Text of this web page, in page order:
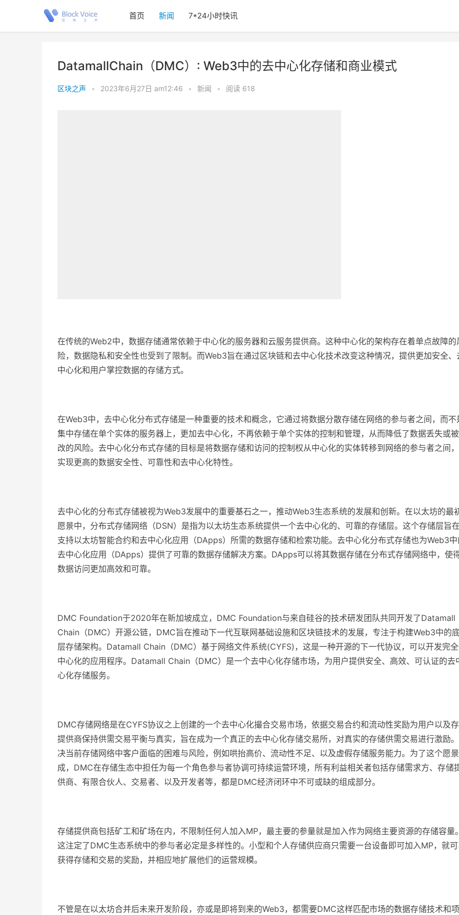
首页 新闻 7*24小时快讯
DatamallChain（DMC）: Web3中的去中心化存储和商业模式
区块之声 • 2023年6月27日 am12:46 • 新闻 • 阅读 618
在传统的Web2中，数据存储通常依赖于中心化的服务器和云服务提供商。这种中心化的架构存在着单点故障的
险，数据隐私和安全性也受到了限制。而Web3旨在通过区块链和去中心化技术改变这种情况，提供更加安全、
中心化和用户掌控数据的存储方式。
在Web3中，去中心化分布式存储是一种重要的技术和概念，它通过将数据分散存储在网络的参与者之间，而不
集中存储在单个实体的服务器上，更加去中心化，不再依赖于单个实体的控制和管理，从而降低了数据丢失或
改的风险。去中心化分布式存储的目标是将数据存储和访问的控制权从中心化的实体转移到网络的参与者之间
实现更高的数据安全性、可靠性和去中心化特性。
去中心化的分布式存储被视为Web3发展中的重要基石之一，推动Web3生态系统的发展和创新。在以太坊的最
愿景中，分布式存储网络（DSN）是指为以太坊生态系统提供一个去中心化的、可靠的存储层。这个存储层旨在
支持以太坊智能合约和去中心化应用（DApps）所需的数据存储和检索功能。去中心化分布式存储也为Web3中
去中心化应用（DApps）提供了可靠的数据存储解决方案。DApps可以将其数据存储在分布式存储网络中，使
数据访问更加高效和可靠。
DMC Foundation于2020年在新加坡成立，DMC Foundation与来自硅谷的技术研发团队共同开发了Datamall
Chain（DMC）开源公链，DMC旨在推动下一代互联网基础设施和区块链技术的发展，专注于构建Web3中的
层存储架构。Datamall Chain（DMC）基于网络文件系统(CYFS)，这是一种开源的下一代协议，可以开发完
中心化的应用程序。Datamall Chain（DMC）是一个去中心化存储市场，为用户提供安全、高效、可认证的去
心化存储服务。
DMC存储网络是在CYFS协议之上创建的一个去中心化撮合交易市场，依据交易合约和流动性奖励为用户以及
提供商保持供需交易平衡与真实，旨在成为一个真正的去中心化存储交易所，对真实的存储供需交易进行激励
决当前存储网络中客户面临的困难与风险，例如哄抬高价、流动性不足、以及虚假存储服务能力。为了这个愿
成，DMC在存储生态中担任为每一个角色参与者协调可持续运营环境，所有利益相关者包括存储需求方、存储
供商、有限合伙人、交易者、以及开发者等，都是DMC经济闭环中不可或缺的组成部分。
存储提供商包括矿工和矿场在内，不限制任何人加入MP，最主要的参量就是加入作为网络主要资源的存储容量。
这注定了DMC生态系统中的参与者必定是多样性的。小型和个人存储供应商只需要一台设备即可加入MP，就
获得存储和交易的奖励，并相应地扩展他们的运营规模。
不管是在以太坊合并后未来开发阶段，亦或是即将到来的Web3，都需要DMC这样匹配市场的数据存储技术和项